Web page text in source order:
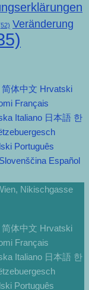
Veränderung
简体中文 Hrvatski
Français
Italiano 日本語 한
Português
Slovenščina Español
Nikischgasse
简体中文 Hrvatski
Français
Italiano 日本語 한
Português